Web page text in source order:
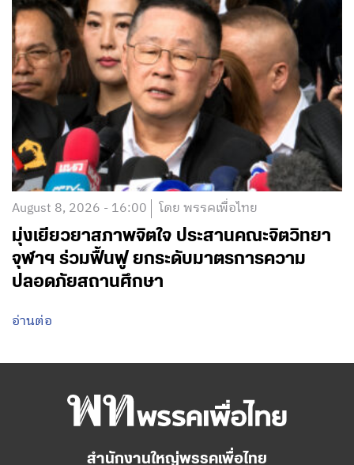
August 8, 2026 - 16:00 โดย พรรคเพื่อไทย
มุ่งเยียวยาสภาพจิตใจ ประสานคณะจิตวิทยา
จุฬาฯ ร่วมฟื้นฟู ยกระดับมาตรการความ
ปลอดภัยสถานศึกษา
อ่านต่อ
สำนักงานใหญ่พรรคเพื่อไทย